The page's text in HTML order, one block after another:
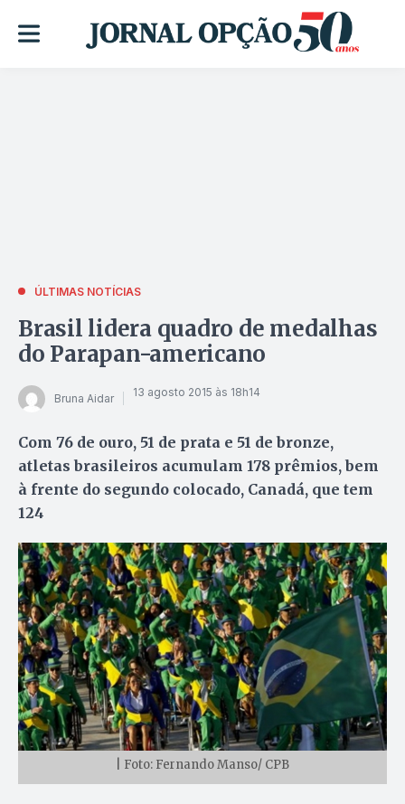
ÚLTIMAS NOTÍCIAS
Brasil lidera quadro de medalhas
do Parapan-americano
Bruna Aidar 13 agosto 2015 às 18h14
Com 76 de ouro, 51 de prata e 51 de bronze,
atletas brasileiros acumulam 178 prêmios, bem
à frente do segundo colocado, Canadá, que tem
124
| Foto: Fernando Manso/ CPB